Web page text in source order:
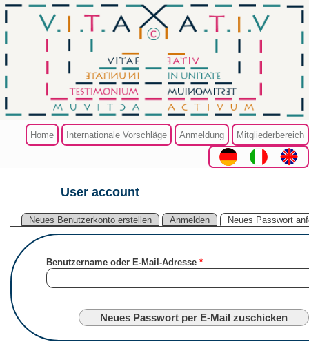
Direkt zum Inhalt
Home Internationale Vorschläge Anmeldung Mitgliederbereich
User account
Sie sind hier
Haupt-Reiter
Neues Benutzerkonto erstellen Anmelden Neues Passwort
Benutzername oder E-Mail-Adresse